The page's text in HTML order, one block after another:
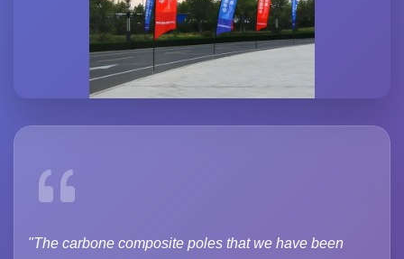
"The carbone composite poles that we have been